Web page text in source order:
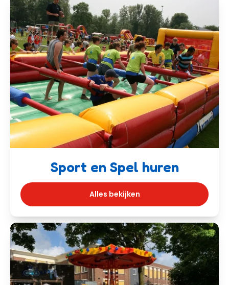
Sport en Spel huren
Alles bekijken